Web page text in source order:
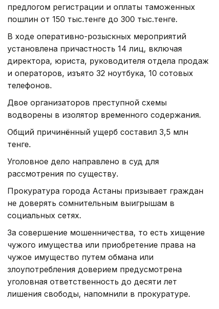
предлогом регистрации и оплаты таможенных
пошлин от 150 тыс.тенге до 300 тыс.тенге.
В ходе оперативно-розыскных мероприятий
установлена причастность 14 лиц, включая
директора, юриста, руководителя отдела продаж
и операторов, изъято 32 ноутбука, 10 сотовых
телефонов.
Двое организаторов преступной схемы
водворены в изолятор временного содержания.
Общий причинённый ущерб составил 3,5 млн
тенге.
Уголовное дело направлено в суд для
рассмотрения по существу.
Прокуратура города Астаны призывает граждан
не доверять сомнительным выигрышам в
социальных сетях.
За совершение мошенничества, то есть хищение
чужого имущества или приобретение права на
чужое имущество путем обмана или
злоупотребления доверием предусмотрена
уголовная ответственность до десяти лет
лишения свободы, напомнили в прокуратуре.